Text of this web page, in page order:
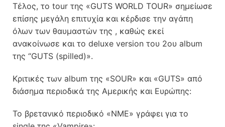
Τέλος, το tour της «GUTS WORLD TOUR» σημείωσε
επίσης μεγάλη επιτυχία και κέρδισε την αγάπη
όλων των θαυμαστών της , καθώς εκεί
ανακοίνωσε και το deluxe version του 2ου album
της “GUTS (spilled)».
Κριτικές των album της «SOUR» και «GUTS» από
διάσημα περιοδικά της Αμερικής και Ευρώπης:
Το βρετανικό περιοδικό «NME» γράφει για το